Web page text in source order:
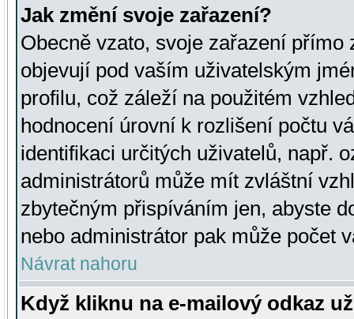
Jak změní svoje zařazení?
Obecně vzato, svoje zařazení přímo
objevují pod vaším uživatelským
profilu, což záleží na použitém
hodnocení úrovní k rozlišení počtu
identifikaci určitých uživatelů, např.
administrátorů může mít zvláštní
zbytečným přispíváním jen, abyste
nebo administrátor pak může počet
Návrat nahoru
Když kliknu na e-mailový odkaz